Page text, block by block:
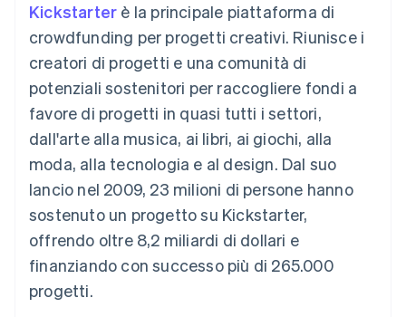
ottimizzata
Pagamento
accelerato
Connections
Conti finanziari
Product roadmap
Scopri cosa ti aspetta
Radar
Prevenzione delle frodi
Gaming
Ospitalità, viaggi e
tempo libero
Assicurazione
Media e
intrattenimento
Organizzazioni non
profit
Servizi professionali
Pubblica
amministrazione
Commercio al dettaglio
Ecosistema
Risorse
Integrazioni app
Esempi di codice
Blog per sviluppatori
Stato dell'API
Contattaci
Diventa nostro partner
Kickstarter è la principale piattaforma di
crowdfunding per progetti creativi. Riunisce i
creatori di progetti e una comunità di
potenziali sostenitori per raccogliere fondi a
favore di progetti in quasi tutti i settori,
dall'arte alla musica, ai libri, ai giochi, alla
moda, alla tecnologia e al design. Dal suo
lancio nel 2009, 23 milioni di persone hanno
sostenuto un progetto su Kickstarter,
offrendo oltre 8,2 miliardi di dollari e
finanziando con successo più di 265.000
progetti.